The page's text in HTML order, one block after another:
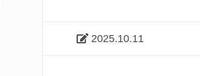
2025.10.11